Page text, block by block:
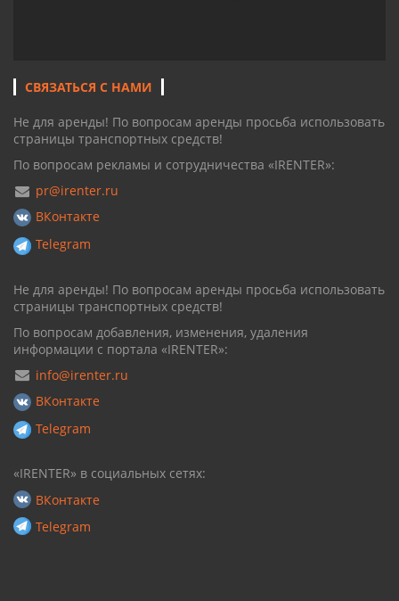
СВЯЗАТЬСЯ С НАМИ
Не для аренды! По вопросам аренды просьба использовать
страницы транспортных средств!
По вопросам рекламы и сотрудничества «IRENTER»:
pr@irenter.ru
ВКонтакте
Telegram
Не для аренды! По вопросам аренды просьба использовать
страницы транспортных средств!
По вопросам добавления, изменения, удаления
информации с портала «IRENTER»:
info@irenter.ru
ВКонтакте
Telegram
«IRENTER» в социальных сетях:
ВКонтакте
Telegram